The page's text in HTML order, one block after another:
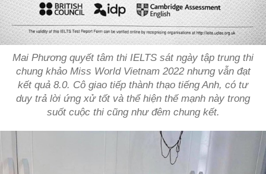
Mai Phương quyết tâm thi IELTS sát ngày tập trung thi
chung khảo Miss World Vietnam 2022 nhưng vẫn đạt
kết quả 8.0. Cô giao tiếp thành thạo tiếng Anh, có tư
duy trả lời ứng xử tốt và thể hiện thế mạnh này trong
suốt cuộc thi cũng như đêm chung kết.